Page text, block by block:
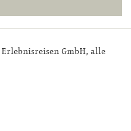
GmbH, alle